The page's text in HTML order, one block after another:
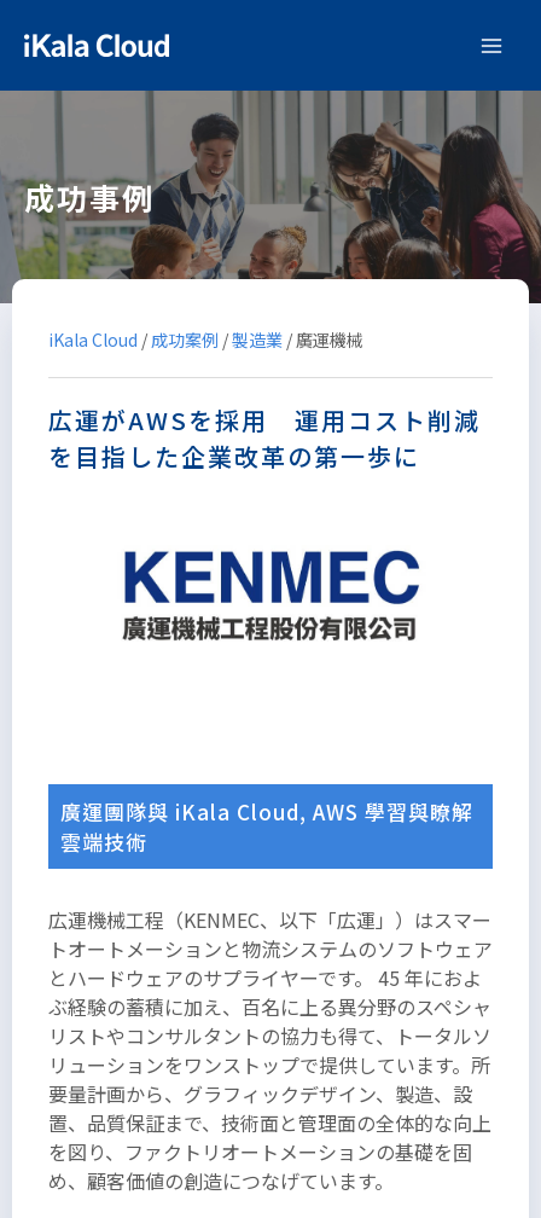
成功事例
iKala Cloud / 成功案例 /製造業 /廣運機械
広運がAWSを採用 運用コスト削減
を目指した企業改革の第一歩に
廣運團隊與 iKala Cloud, AWS 學習與瞭解
雲端技術
広運機械工程（KENMEC、以下「広運」）はスマー
トオートメーションと物流システムのソフトウェア
とハードウェアのサプライヤーです。 45 年におよ
ぶ経験の蓄積に加え、百名に上る異分野のスペシャ
リストやコンサルタントの協力も得て、トータルソ
リューションをワンストップで提供しています。所
要量計画から、グラフィックデザイン、製造、設
置、品質保証まで、技術面と管理面の全体的な向上
を図り、ファクトリオートメーションの基礎を固
め、顧客価値の創造につなげています。
吾輩は猫
である。
名前はま
だない。
どこで生
れたか頓
と見当が